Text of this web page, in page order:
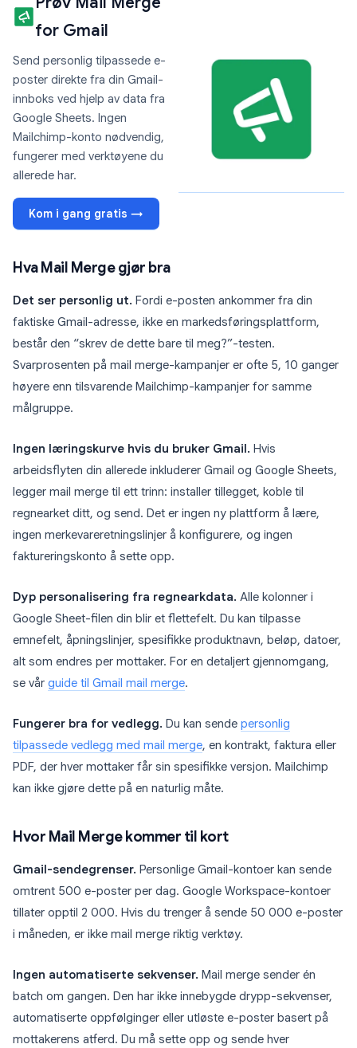
for Gmail
Send personlig tilpassede e-
poster direkte fra din Gmail-
innboks ved hjelp av data fra
Google Sheets. Ingen
Mailchimp-konto nødvendig,
fungerer med verktøyene du
allerede har.
Kom i gang gratis →
Hva Mail Merge gjør bra
Det ser personlig ut. Fordi e-posten ankommer fra din
faktiske Gmail-adresse, ikke en markedsføringsplattform,
består den “skrev de dette bare til meg?”-testen.
Svarprosenten på mail merge-kampanjer er ofte 5, 10 ganger
høyere enn tilsvarende Mailchimp-kampanjer for samme
målgruppe.
Ingen læringskurve hvis du bruker Gmail. Hvis
arbeidsflyten din allerede inkluderer Gmail og Google Sheets,
legger mail merge til ett trinn: installer tillegget, koble til
regnearket ditt, og send. Det er ingen ny plattform å lære,
ingen merkevareretningslinjer å konfigurere, og ingen
faktureringskonto å sette opp.
Dyp personalisering fra regnearkdata. Alle kolonner i
Google Sheet-filen din blir et flettefelt. Du kan tilpasse
emnefelt, åpningslinjer, spesifikke produktnavn, beløp, datoer,
alt som endres per mottaker. For en detaljert gjennomgang,
se vår guide til Gmail mail merge.
Fungerer bra for vedlegg. Du kan sende personlig
tilpassede vedlegg med mail merge, en kontrakt, faktura eller
PDF, der hver mottaker får sin spesifikke versjon. Mailchimp
kan ikke gjøre dette på en naturlig måte.
Hvor Mail Merge kommer til kort
Gmail-sendegrenser. Personlige Gmail-kontoer kan sende
omtrent 500 e-poster per dag. Google Workspace-kontoer
tillater opptil 2 000. Hvis du trenger å sende 50 000 e-poster
i måneden, er ikke mail merge riktig verktøy.
Ingen automatiserte sekvenser. Mail merge sender én
batch om gangen. Den har ikke innebygde drypp-sekvenser,
automatiserte oppfølginger eller utløste e-poster basert på
mottakerens atferd. Du må sette opp og sende hver